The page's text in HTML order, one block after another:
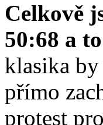
Celkově
50:68 a
klasika
přímo
protest